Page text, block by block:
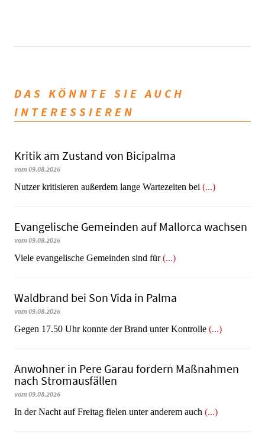
DAS KÖNNTE SIE AUCH
INTERESSIEREN
Kritik am Zustand von Bicipalma
vom 09.08.2026
Nutzer kritisieren außerdem lange Wartezeiten bei (...)
Evangelische Gemeinden auf Mallorca wachsen
vom 09.08.2026
Viele evangelische Gemeinden sind für(...)
Waldbrand bei Son Vida in Palma
vom 09.08.2026
Gegen 17.50 Uhr konnte der Brand unter Kontrolle (...)
Anwohner in Pere Garau fordern Maßnahmen
nach Stromausfällen
vom 09.08.2026
In der Nacht auf Freitag fielen unter anderem auch (...)